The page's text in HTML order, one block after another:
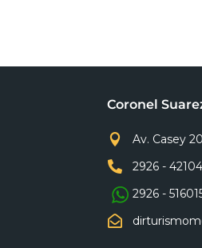
Coronel

Av. Casey

2926 -
2926 -
